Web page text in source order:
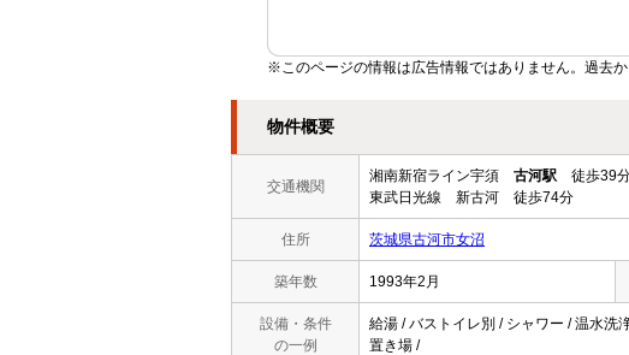
※このページの情報は広告情報ではありません。過去
物件概要
交通機関
湘南新宿ライン宇須 古河駅 徒歩39
東武日光線 新古河 徒歩74分
住所 茨城県古河市女沼
築年数 1993年2月
設備・条件
の一例
給湯 / バストイレ別 / シャワー / 温水洗
置き場 /